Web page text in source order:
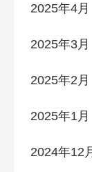
2025年4月
2025年3月
2025年2月
2025年1月
2024年12